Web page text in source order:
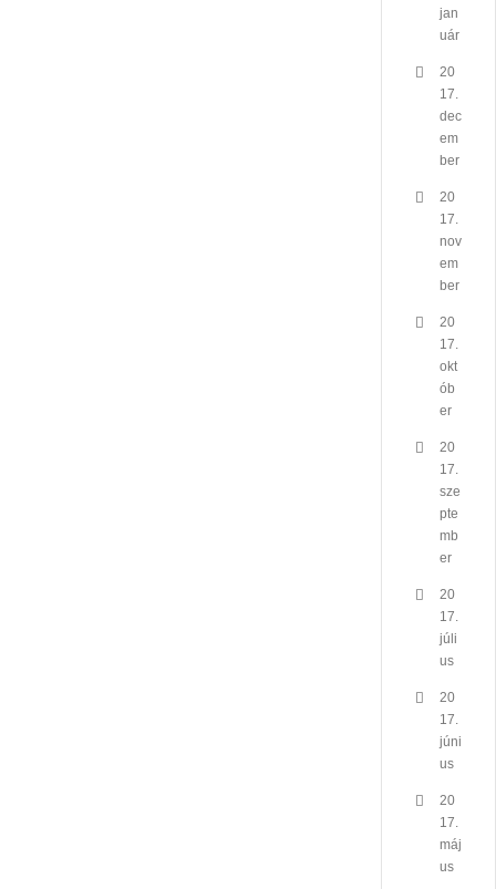
jan
uár
20
17.
dec
em
ber
20
17.
nov
em
ber
20
17.
okt
ób
er
20
17.
sze
pte
mb
er
20
17.
júli
us
20
17.
júni
us
20
17.
máj
us